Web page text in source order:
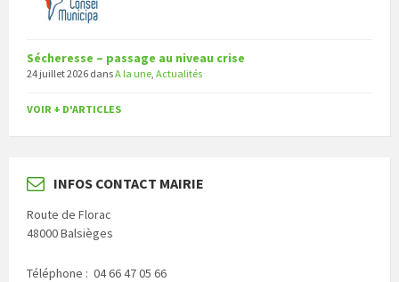
Sécheresse – passage au niveau crise
24 juillet 2026 dansA la une Actualités
VOIR + D'ARTICLES
INFOS CONTACT MAIRIE
Route de Florac
48000 Balsièges
Téléphone : 04 66 47 05 66